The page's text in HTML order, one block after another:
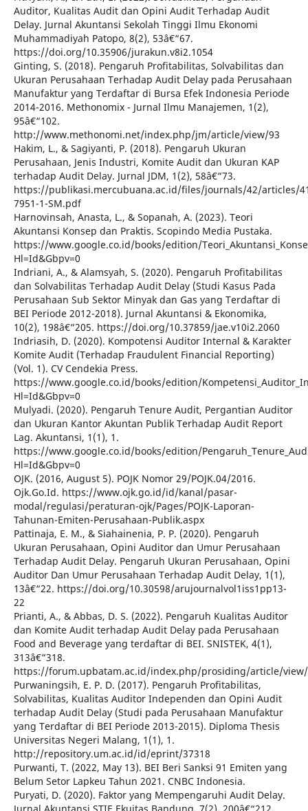
Auditor, Kualitas Audit dan Opini Audit Terhadap Audit
Delay. Jurnal Akuntansi Sekolah Tinggi Ilmu Ekonomi
Muhammadiyah Patopo, 8(2), 53â€“67.
https://doi.org/10.35906/jurakun.v8i2.1054
Ginting, S. (2018). Pengaruh Profitabilitas, Solvabilitas dan
Ukuran Perusahaan Terhadap Audit Delay pada Perusahaan
Manufaktur yang Terdaftar di Bursa Efek Indonesia Periode
2014-2016. Methonomix - Jurnal Ilmu Manajemen, 1(2),
95â€“102.
http://www.methonomi.net/index.php/jm/article/view/93
Hakim, L., & Sagiyanti, P. (2018). Pengaruh Ukuran
Perusahaan, Jenis Industri, Komite Audit dan Ukuran KAP
terhadap Audit Delay. Jurnal JDM, 1(2), 58â€“73.
https://publikasi.mercubuana.ac.id/files/journals/42/articles/
7951-1-SM.pdf
Harnovinsah, Anasta, L., & Sopanah, A. (2023). Teori
Akuntansi Konsep dan Praktis. Scopindo Media Pustaka.
https://www.google.co.id/books/edition/
Hl=Id&Gbpv=0
Indriani, A., & Alamsyah, S. (2020). Pengaruh Profitabilitas
dan Solvabilitas Terhadap Audit Delay (Studi Kasus Pada
Perusahaan Sub Sektor Minyak dan Gas yang Terdaftar di
BEI Periode 2012-2018). Jurnal Akuntansi & Ekonomika,
10(2), 198â€“205. https://doi.org/10.37859/jae.v10i2.2060
Indriasih, D. (2020). Kompotensi Auditor Internal & Karakter
Komite Audit (Terhadap Fraudulent Financial Reporting)
(Vol. 1). CV Cendekia Press.
https://www.google.co.id/books/edition/
Hl=Id&Gbpv=0
Mulyadi. (2020). Pengaruh Tenure Audit, Pergantian Auditor
dan Ukuran Kantor Akuntan Publik Terhadap Audit Report
Lag. Akuntansi, 1(1), 1.
https://www.google.co.id/books/edition/
Hl=Id&Gbpv=0
OJK. (2016, August 5). POJK Nomor 29/POJK.04/2016.
Ojk.Go.Id. https://www.ojk.go.id/id/kanal/pasar-
modal/regulasi/peraturan-ojk/Pages/POJK-Laporan-
Tahunan-Emiten-Perusahaan-Publik.aspx
Pattinaja, E. M., & Siahainenia, P. P. (2020). Pengaruh
Ukuran Perusahaan, Opini Auditor dan Umur Perusahaan
Terhadap Audit Delay. Pengaruh Ukuran Perusahaan, Opini
Auditor Dan Umur Perusahaan Terhadap Audit Delay, 1(1),
13â€“22. https://doi.org/10.30598/arujournalvol1iss1pp13-
22
Prianti, A., & Abbas, D. S. (2022). Pengaruh Kualitas Auditor
dan Komite Audit terhadap Audit Delay pada Perusahaan
Food and Beverage yang terdaftar di BEI. SNISTEK, 4(1),
313â€“318.
https://forum.upbatam.ac.id/index.php/prosiding/article/view/
Purwaningsih, E. P. D. (2017). Pengaruh Profitabilitas,
Solvabilitas, Kualitas Auditor Independen dan Opini Audit
terhadap Audit Delay (Studi pada Perusahaan Manufaktur
yang Terdaftar di BEI Periode 2013-2015). Diploma Thesis
Universitas Negeri Malang, 1(1), 1.
http://repository.um.ac.id/id/eprint/37318
Purwanti, T. (2022, May 13). BEI Beri Sanksi 91 Emiten yang
Belum Setor Lapkeu Tahun 2021. CNBC Indonesia.
Puryati, D. (2020). Faktor yang Mempengaruhi Audit Delay.